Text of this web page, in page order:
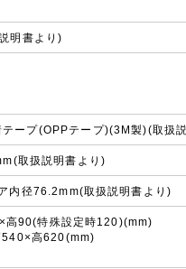
明書より)
テープ(OPPテープ)(3M製)(取扱
取扱説明書より)
内径76.2mm(取扱説明書より)
高90(特殊設定時120)(mm)
540×高620(mm)